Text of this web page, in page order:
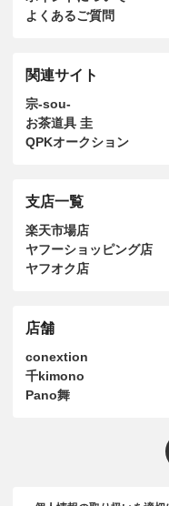
よくあるご質問
関連サイト
宗-sou-
お茶道具 圭
QPKオークション
支店一覧
楽天市場店
ヤフーショッピング店
ヤフオク店
店舗
conextion
千kimono
Pano舞